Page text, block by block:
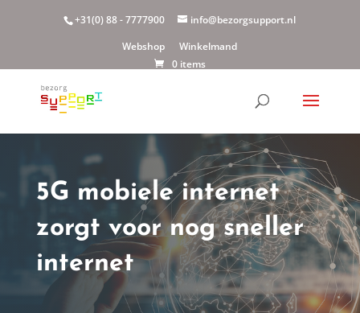
+31(0) 88 - 7777900
info@bezorgsupport.nl
Webshop
Winkelmand
0 items
5G mobiele internet
zorgt voor nog sneller
internet